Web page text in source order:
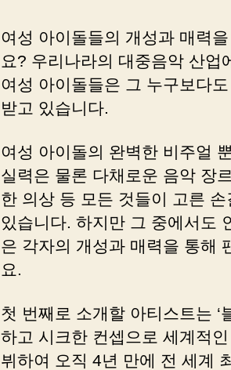
여성 아이돌들의 개성과 매력
요? 우리나라의 대중음악 산업
여성 아이돌들은 그 누구보다
받고 있습니다.
여성 아이돌의 완벽한 비주얼
실력은 물론 다채로운 음악 장
한 의상 등 모든 것들이 고른
있습니다. 하지만 그 중에서도
은 각자의 개성과 매력을 통해
요.
첫 번째로 소개할 아티스트는 ‘
하고 시크한 컨셉으로 세계적
뷔하여 오직 4년 만에 전 세계